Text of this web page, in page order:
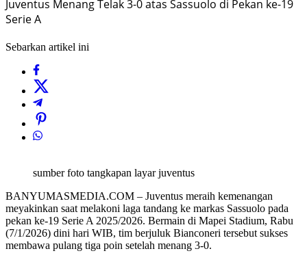
Juventus Menang Telak 3-0 atas Sassuolo di Pekan ke-19
Serie A
Sebarkan artikel ini
sumber foto tangkapan layar juventus
BANYUMASMEDIA.COM – Juventus meraih kemenangan
meyakinkan saat melakoni laga tandang ke markas Sassuolo pada
pekan ke-19 Serie A 2025/2026. Bermain di Mapei Stadium, Rabu
(7/1/2026) dini hari WIB, tim berjuluk Bianconeri tersebut sukses
membawa pulang tiga poin setelah menang 3-0.